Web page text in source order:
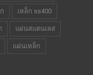
เหล็ก ss400
แผ่นสแตนเลส
แผ่นเหล็ก